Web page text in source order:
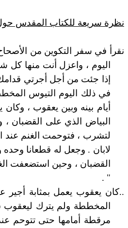
نظرة سريعة للكتاب المقدس حول
اليوم ، واعزل أنت منها كل
إذا جئت من أجل أجرتي
في ذلك اليوم التيوس
أيام بينه وبين يعقوب ،
البياض الذي على القضبان
لتشرب ، فتوحمت الغنم عند
لابان . وجعل له قطعانا
القضبان ، وحين استضعفت
" .
..كان يعقوب يعمل بمثابة أجير
المخططة ولم يترك ليعقوب
مرقطة أمامها حتى تتوحم